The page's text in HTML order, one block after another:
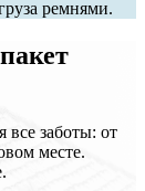
ремнями.
все заботы: от
месте.